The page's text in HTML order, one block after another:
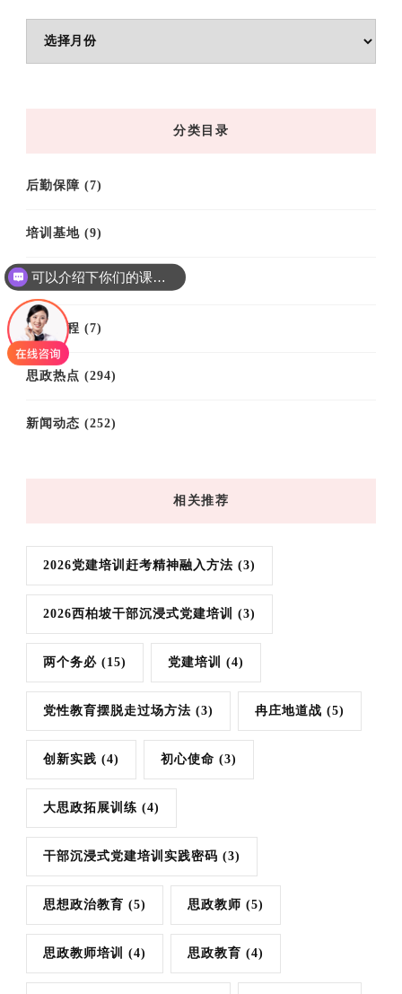
章
分类目录
后勤保障 (7)
培训基地 (9)
培训案例(61)
培训课程 (7)
思政热点 (294)
新闻动态 (252)
相关推荐
2026党建培训赶考精神融入方法 (3)
2026西柏坡干部沉浸式党建培训 (3)
两个务必 (15) 党建培训 (4)
党性教育摆脱走过场方法 (3) 冉庄地道战 (5)
创新实践 (4) 初心使命 (3)
大思政拓展训练 (4)
干部沉浸式党建培训实践密码 (3)
思想政治教育 (5) 思政教师 (5)
思政教师培训 (4) 思政教育 (4)
可以介绍下你们的课程吗？